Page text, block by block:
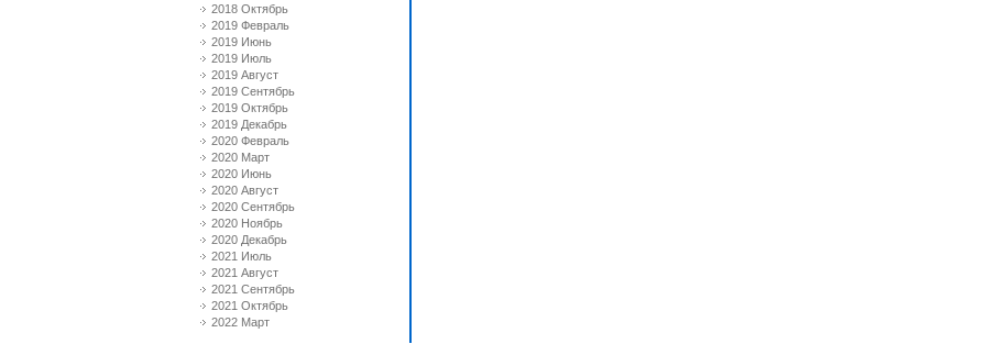
2018 Октябрь
2019 Февраль
2019 Июнь
2019 Июль
2019 Август
2019 Сентябрь
2019 Октябрь
2019 Декабрь
2020 Февраль
2020 Март
2020 Июнь
2020 Август
2020 Сентябрь
2020 Ноябрь
2020 Декабрь
2021 Июль
2021 Август
2021 Сентябрь
2021 Октябрь
2022 Март